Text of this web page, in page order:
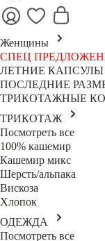
Женщины
СПЕЦ
ЛЕТНИЕ КАПСУЛЫ
ПОСЛЕДНИЕ
ТРИКОТАЖНЫЕ
ТРИКОТАЖ
Посмотреть все
100% кашемир
Кашемир микс
Шерсть/альпака
Вискоза
Хлопок
ОДЕЖДА
Посмотреть все